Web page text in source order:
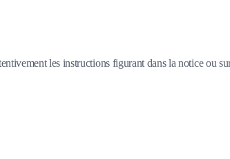
les instructions figurant dans la notice ou